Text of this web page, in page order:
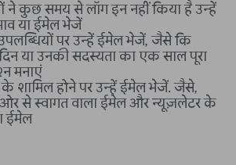
ने कुछ समय से लॉग इन नहीं किया है उन्हें
या ईमेल भेजें
पर उन्हें ईमेल भेजें, जैसे कि
या उनकी सदस्यता का एक साल पूरा
मनाएं
शामिल होने पर उन्हें ईमेल भेजें. जैसे,
ओर से स्वागत वाला ईमेल और न्यूज़लेटर के
ईमेल